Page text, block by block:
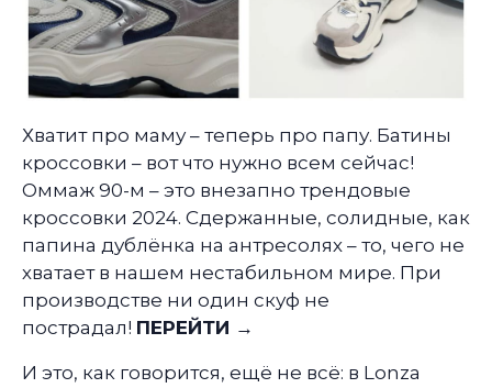
Хватит про маму – теперь про папу. Батины
кроссовки – вот что нужно всем сейчас!
Оммаж 90-м – это внезапно трендовые
кроссовки 2024. Сдержанные, солидные, как
папина дублёнка на антресолях – то, чего не
хватает в нашем нестабильном мире. При
производстве ни один скуф не
пострадал! ПЕРЕЙТИ →
И это, как говорится, ещё не всё: в Lonza